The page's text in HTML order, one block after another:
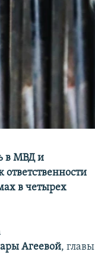
в МВД и
ответственности
в четырех
Агеевой, главы